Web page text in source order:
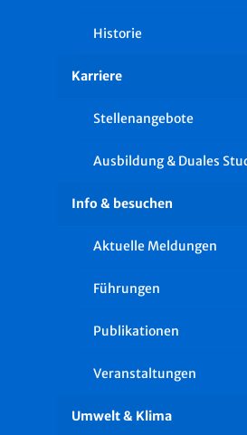
Historie
Karriere
Stellenangebote
Ausbildung & Duales
Info & besuchen
Aktuelle Meldungen
Führungen
Publikationen
Veranstaltungen
Umwelt & Klima